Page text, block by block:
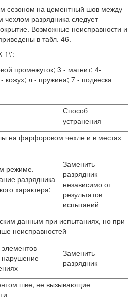
сезоном на цементный шов между
разрядника следует
Возможные неисправности и
в табл. 46.
1\':
промежуток; 3 - магнит; 4-
кожух; л - пружина; 7 - подвеска
Способ
устранения
на фарфоровом чехле и в местах
режиме.
разрядника
характера:
Заменить
разрядник
независимо от
результатов
испытаний
данным при испытаниях, но при
неисправностей
нарушение
Заменить
разрядник
шве, не вызывающие